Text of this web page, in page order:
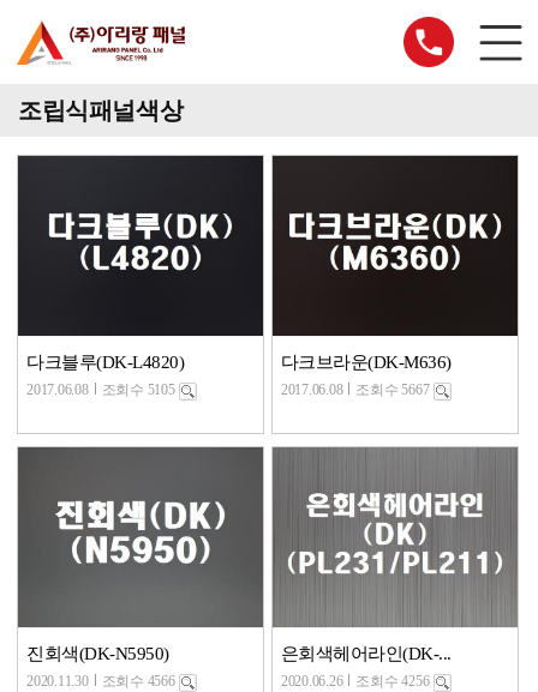
조립식패널색상
다크블루(DK-L4820)
2017.06.08 조회수 5105
다크브라운(DK-M636)
2017.06.08 조회수 5667
진회색(DK-N5950)
2020.11.30 조회수 4566
은회색헤어라인(DK-...
2020.06.26 조회수 4256